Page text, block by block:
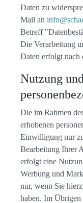
Daten zu
Mail an
Betreff
Die Verarbeitung
Daten erfolgt
Nutzung
Die im Rahmen
erhobenen
Einwilligung nur
Bearbeitung Ihrer
erfolgt eine
Werbung und
nur, wenn Sie
haben. Im Übrigen